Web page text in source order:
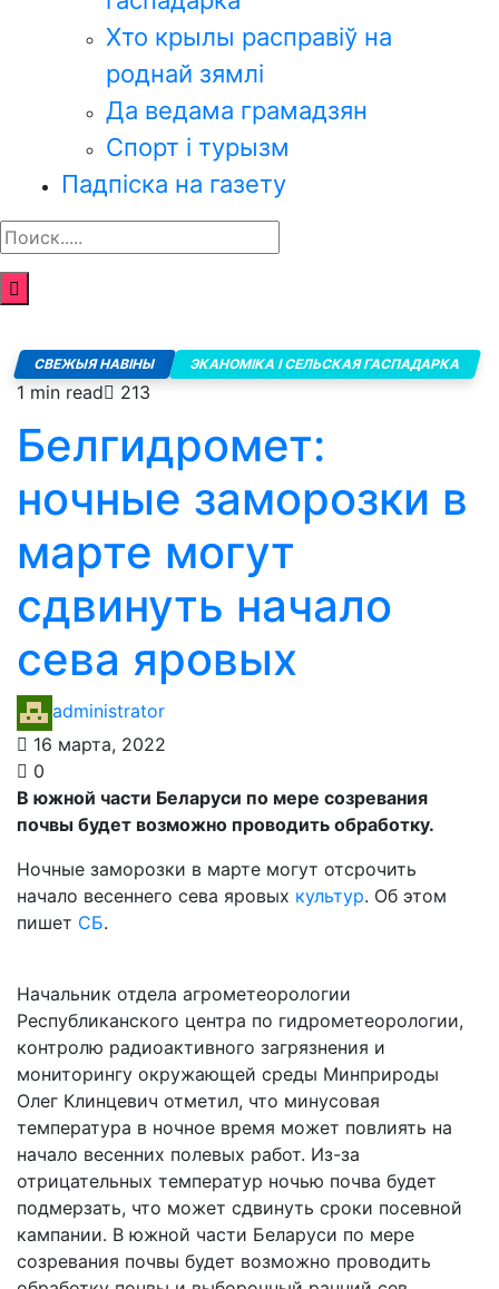
Хто крылы расправіў на
роднай зямлі
Да ведама грамадзян
Спорт і турызм
Падпіска на газету
СВЕЖЫЯ НАВІНЫ ЭКАНОМІКА І СЕЛЬСКАЯ ГАСПАДАРКА
1 min read 213
Белгидромет:
ночные заморозки в
марте могут
сдвинуть начало
сева яровых
administrator
16 марта, 2022
0
В южной части Беларуси по мере созревания
почвы будет возможно проводить обработку.
Ночные заморозки в марте могут отсрочить
начало весеннего сева яровых культур. Об этом
пишет СБ.
Начальник отдела агрометеорологии
Республиканского центра по гидрометеорологии,
контролю радиоактивного загрязнения и
мониторингу окружающей среды Минприроды
Олег Клинцевич отметил, что минусовая
температура в ночное время может повлиять на
начало весенних полевых работ. Из-за
отрицательных температур ночью почва будет
подмерзать, что может сдвинуть сроки посевной
кампании. В южной части Беларуси по мере
созревания почвы будет возможно проводить